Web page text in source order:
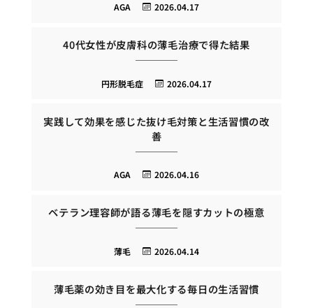
2026.04.17
AGA
40代女性が皮膚科の薄毛治療で得た結果
2026.04.17
円形脱毛症
実践して効果を感じた抜け毛対策と生活習慣の改
善
2026.04.16
AGA
ベテラン理容師が語る薄毛を隠すカットの極意
2026.04.14
薄毛
薄毛薬の効き目を最大化する毎日の生活習慣